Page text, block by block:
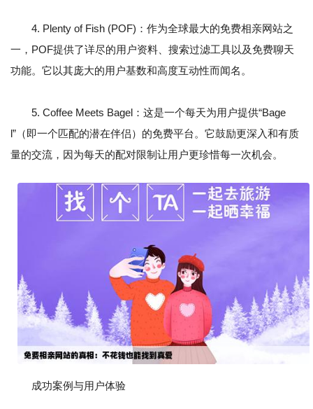
4. Plenty of Fish (POF)：作为全球最大的免费相亲网站之
一，POF提供了详尽的用户资料、搜索过滤工具以及免费聊天
功能。它以其庞大的用户基数和高度互动性而闻名。
5. Coffee Meets Bagel：这是一个每天为用户提供“Bage
l”（即一个匹配的潜在伴侣）的免费平台。它鼓励更深入和有质
量的交流，因为每天的配对限制让用户更珍惜每一次机会。
成功案例与用户体验